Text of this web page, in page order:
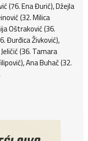
(76. Ena Đurić), Džejla
(32. Milica
Oštraković (36.
Đurđica Živković),
(36. Tamara
Ana Buhač (32.